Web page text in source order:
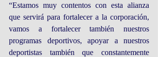
“Estamos muy contentos con esta alianza
que servirá para fortalecer a la corporación,
vamos a fortalecer también nuestros
programas deportivos, apoyar a nuestros
deportistas también que constantemente